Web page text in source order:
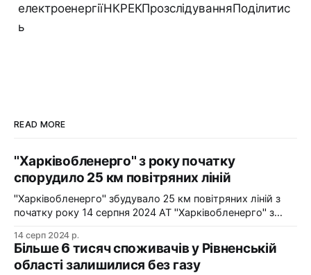
електроенергіїНКРЕКПрозслідуванняПоділитис
ь
READ MORE
"Харківобленерго" з року початку
спорудило 25 км повітряних ліній
"Харківобленерго" збудувало 25 км повітряних ліній з
початку року 14 серпня 2024 АТ "Харківобленерго" з
ліній, оновило 1134 опори та встановило 5 нових
електропідстанцій у рамках інвестиційної програми на
2024-2025 роки. Фото: "Харківобленерго" "АТ
14 серп 2024 р.
Більше 6 тисяч споживачів у Рівненській
області залишилися без газу